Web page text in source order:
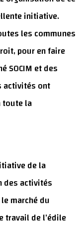
initiative.
les communes
pour en faire
SOCIM et des
activités ont
toute la
de la
des activités
marché du
travail de l’édile